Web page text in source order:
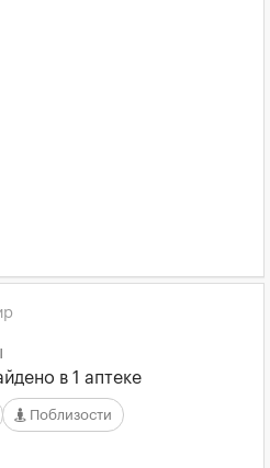
в 1 аптеке
Поблизости